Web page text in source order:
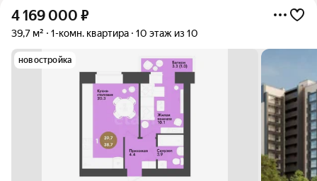
4 169 000 ₽
39,7 м² 1-комн. квартира 10 этаж из 10
новостройка